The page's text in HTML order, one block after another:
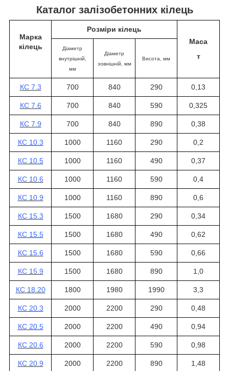
Каталог залізобетонних кілець
Марка
кілець
Розміри кілець
Маса
т
Діаметр
внутрішній,
мм
Діаметр
зовнішній, мм
Висота , мм
КС 7.3 700 840 290 0,13
КС 7.6 700 840 590 0,325
КС 7.9 700 840 890 0,38
КС 10.3 1000 1160 290 0,2
КС 10.5 1000 1160 490 0,37
КС 10.6 1000 1160 590 0,4
КС 10.9 1000 1160 890 0,6
КС 15.3 1500 1680 290 0,34
КС 15.5 1500 1680 490 0,62
КС 15.6 1500 1680 590 0,66
КС 15.9 1500 1680 890 1,0
КС 18.20 1800 1980 1990 3,3
КС 20.3 2000 2200 290 0,48
КС 20.5 2000 2200 490 0,94
КС 20.6 2000 2200 590 0,98
КС 20.9 2000 2200 890 1,48